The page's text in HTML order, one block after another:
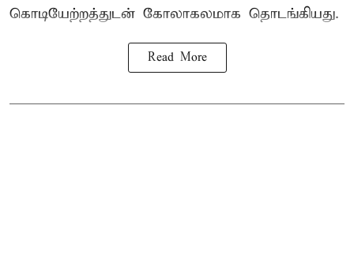
கொடியேற்றத்துடன் கோலாகலமாக தொடங்கியது.
Read More